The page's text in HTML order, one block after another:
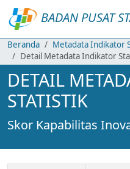
BADAN PUSAT
Beranda
Metadata Indikator
Detail Metadata Indikator
DETAIL
STATISTIK
Skor Kapabilitas